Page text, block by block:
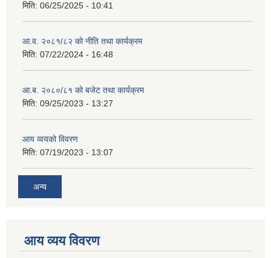
मिति: 06/25/2025 - 10:41
आ.व. २०८१/८२ को नीति तथा कार्यक्रम
मिति: 07/22/2024 - 16:48
आ.ब. २०८०/८१ को बजेट तथा कार्यक्रम
मिति: 09/25/2023 - 13:27
आय व्वयको विवरण
मिति: 07/19/2023 - 13:07
अन्य
आय व्यय विवरण